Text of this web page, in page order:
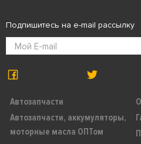
Автозапчасти
Автозапчасти, аккумуляторы,
моторные масла ОПТом
Подпишитесь на e-mail рассылку